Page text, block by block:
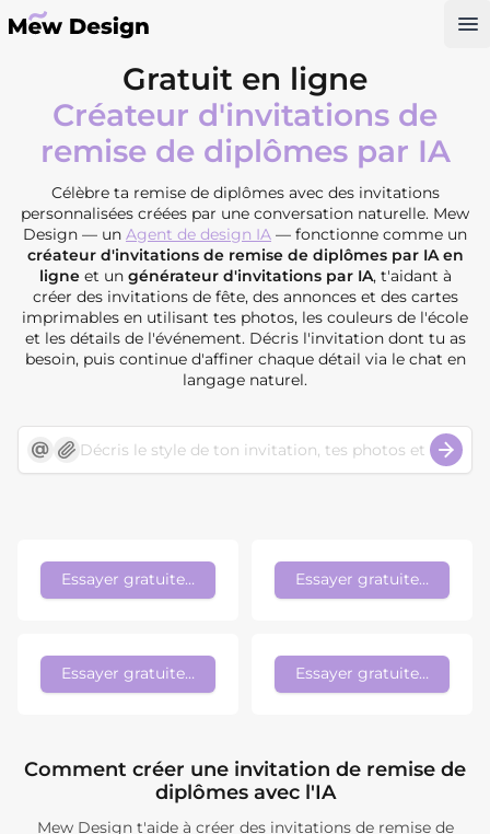
Gratuit en ligne
Créateur d'invitations de
remise de diplômes par IA
Célèbre ta remise de diplômes avec des invitations
personnalisées créées par une conversation naturelle. Mew
Design — un Agent de design IA — fonctionne comme un
créateur d'invitations de remise de diplômes par IA en
ligneet un générateur d'invitations par IA, t'aidant à
créer des invitations de fête, des annonces et des cartes
imprimables en utilisant tes photos, les couleurs de l'école
et les détails de l'événement. Décris l'invitation dont tu as
besoin, puis continue d'affiner chaque détail via le chat en
langage naturel.
Essayer gratuitement Essayer gratuitement
Essayer gratuitement Essayer gratuitement
Comment créer une invitation de remise de
diplômes avec l'IA
Mew Design t'aide à créer des invitations de remise de